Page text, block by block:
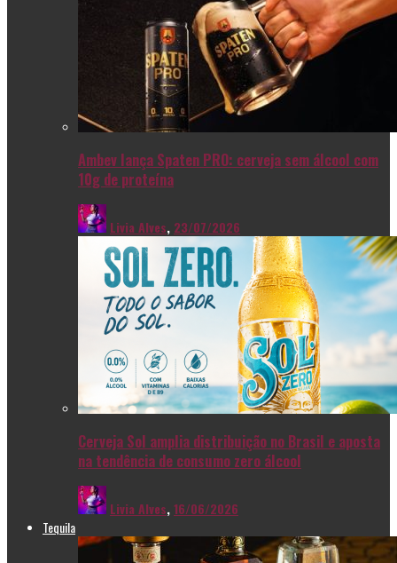
Ambev lança Spaten PRO: cerveja sem álcool com
10g de proteína
Livia Alves, 23/07/2026
Cerveja Sol amplia distribuição no Brasil e aposta
na tendência de consumo zero álcool
Livia Alves,16/06/2026
Tequila